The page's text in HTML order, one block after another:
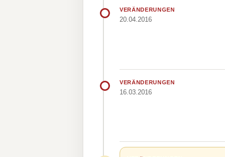
VERÄNDERUNGEN
20.04.2016
VERÄNDERUNGEN
16.03.2016